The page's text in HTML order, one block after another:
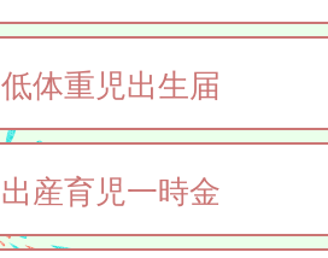
低体重児出生届
出産育児一時金